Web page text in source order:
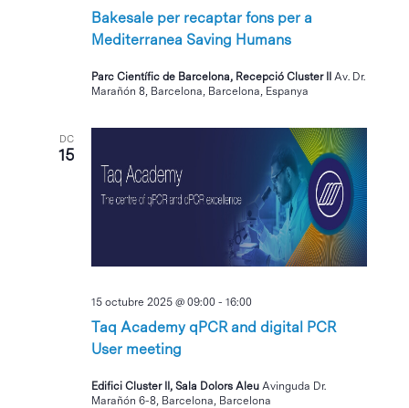
Bakesale per recaptar fons per a
Mediterranea Saving Humans
Parc Científic de Barcelona, Recepció Cluster IIAv. Dr.
Marañón 8, Barcelona, Barcelona, Espanya
DC
15
Taq Academy qPCR and digital PCR
User meeting
15 octubre 2025 @ 09:00 -16:00
Edifici Cluster II, Sala Dolors Aleu Avinguda Dr.
Marañón 6-8, Barcelona, Barcelona